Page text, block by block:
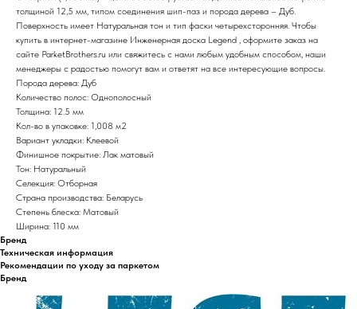
толщиной 12,5 мм, типом соединения шип-паз и порода дерева – Дуб.
Поверхность имеет Натуральная тон и тип фаски четырехсторонняя. Чтобы
купить в интернет-магазине Инженерная доска Legend , оформите заказ на
сайте ParketBrothers.ru или свяжитесь с нами любым удобным способом, наши
менеджеры с радостью помогут вам и ответят на все интересующие вопросы.
Порода дерева: Дуб
Количество полос: Однополосный
Толщина: 12.5 мм
Кол-во в упаковке: 1,008 м2
Вариант укладки: Клеевой
Финишное покрытие: Лак матовый
Тон: Натуральный
Селекция: Отборная
Страна производства: Беларусь
Степень блеска: Матовый
Ширина: 110 мм
Бренд
Техническая информация
Рекомендации по уходу за паркетом
Бренд